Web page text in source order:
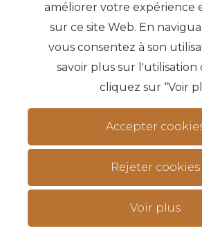
Termes et conditions
Modes alternatifs de résolution
Protection des donnés
Livre de
données personnelles
© 2026 IMO360. Tous droits
améliorer votre expérience
sur ce site Web. En
vous consentez à son
savoir plus sur l'utilisation
cliquez sur “Voir
Accepter
Rejeter cookies
Voir plus